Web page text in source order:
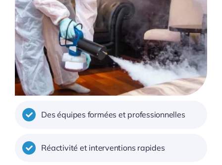
Des équipes formées et professionnelles
Réactivité et interventions rapides